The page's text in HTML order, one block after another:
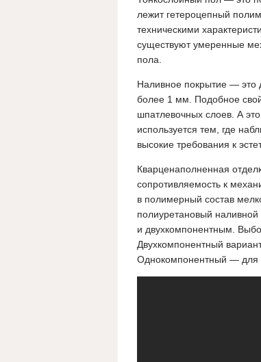
лежит гетероцепный
техническими
существуют умеренные
пола.
Наливное покрытие — это
более 1 мм. Подобное
шпатлевочных слоев. А
используется тем, где
высокие требования к
Кварценаполненная
сопротивляемость к
в полимерный состав
полиуретановый
и двухкомпонентным.
Двухкомпонентный
Однокомпонентный — для